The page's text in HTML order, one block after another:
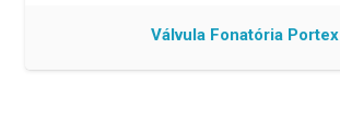
Válvula Fonatória Portex